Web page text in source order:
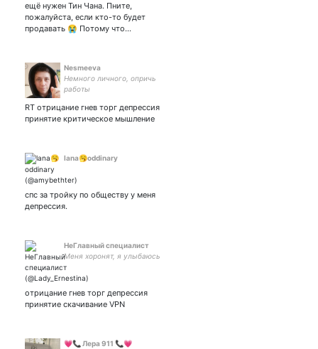
ещё нужен Тин Чана. Пните,
пожалуйста, если кто-то будет
продавать 😭 Потому что…
Nesmeeva
Немного личного, опричь
работы
RT отрицание гнев торг депрессия
принятие критическое мышление
lana🥱oddinary
спс за тройку по обществу у меня
депрессия.
НеГлавный специалист
Меня хоронят, я улыбаюсь
отрицание гнев торг депрессия
принятие скачивание VPN
💗📞 Лера 911 📞💗